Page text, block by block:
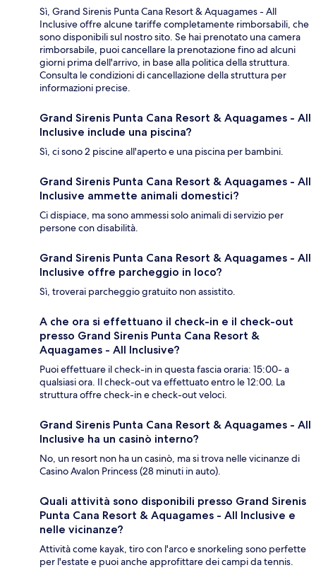
Sì, Grand Sirenis Punta Cana Resort & Aquagames - All
Inclusive offre alcune tariffe completamente rimborsabili, che
sono disponibili sul nostro sito. Se hai prenotato una camera
rimborsabile, puoi cancellare la prenotazione fino ad alcuni
giorni prima dell'arrivo, in base alla politica della struttura.
Consulta le condizioni di cancellazione della struttura per
informazioni precise.
Grand Sirenis Punta Cana Resort & Aquagames - All
Inclusive include una piscina?
Sì, ci sono 2 piscine all'aperto e una piscina per bambini.
Grand Sirenis Punta Cana Resort & Aquagames - All
Inclusive ammette animali domestici?
Ci dispiace, ma sono ammessi solo animali di servizio per
persone con disabilità.
Grand Sirenis Punta Cana Resort & Aquagames - All
Inclusive offre parcheggio in loco?
Sì, troverai parcheggio gratuito non assistito.
A che ora si effettuano il check-in e il check-out
presso Grand Sirenis Punta Cana Resort &
Aquagames - All Inclusive?
Puoi effettuare il check-in in questa fascia oraria: 15:00- a
qualsiasi ora. Il check-out va effettuato entro le 12:00. La
struttura offre check-in e check-out veloci.
Grand Sirenis Punta Cana Resort & Aquagames - All
Inclusive ha un casinò interno?
No, un resort non ha un casinò, ma si trova nelle vicinanze di
Casino Avalon Princess (28 minuti in auto).
Quali attività sono disponibili presso Grand Sirenis
Punta Cana Resort & Aquagames - All Inclusive e
nelle vicinanze?
Attività come kayak, tiro con l'arco e snorkeling sono perfette
per l'estate e puoi anche approfittare dei campi da tennis.